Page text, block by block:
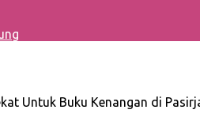
Untuk Buku Kenangan di